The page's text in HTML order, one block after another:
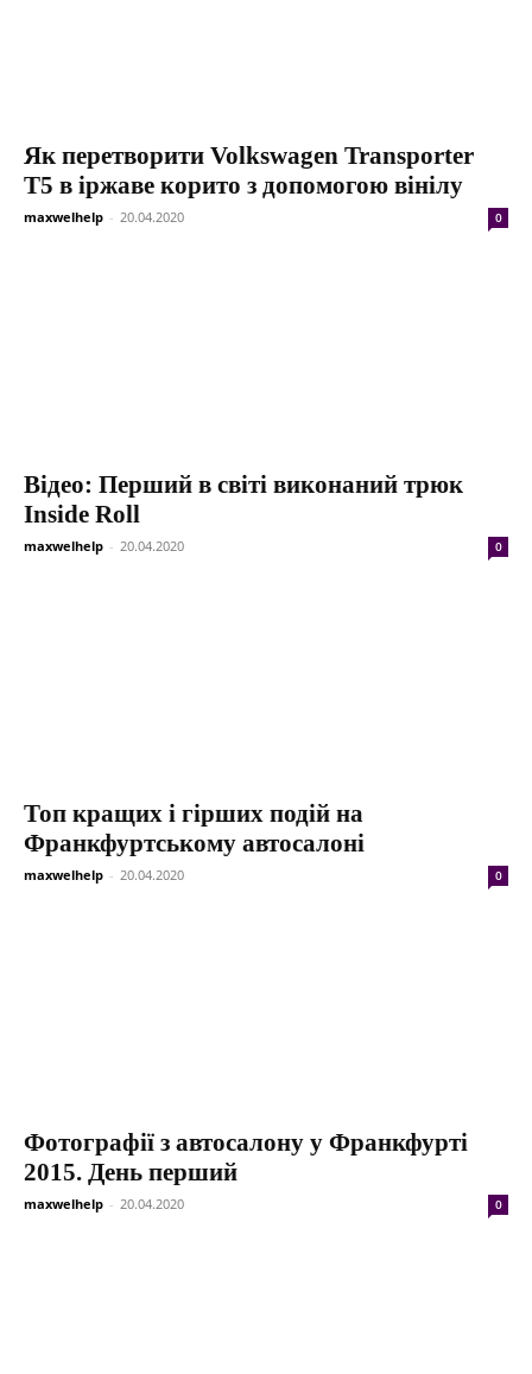
Як перетворити Volkswagen Transporter
Т5 в іржаве корито з допомогою вінілу
maxwelhelp - 20.04.2020 0
Відео: Перший в світі виконаний трюк
Inside Roll
maxwelhelp - 20.04.2020 0
Топ кращих і гірших подій на
Франкфуртському автосалоні
maxwelhelp - 20.04.2020 0
Фотографії з автосалону у Франкфурті
2015. День перший
maxwelhelp - 20.04.2020 0